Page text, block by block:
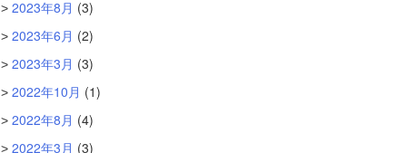
2023年8月 (3)
2023年6月 (2)
2023年3月 (3)
2022年10月 (1)
2022年8月 (4)
2022年3月 (3)